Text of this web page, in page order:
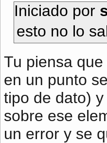
Iniciado por
esto no lo
Tu piensa
en un punto
tipo de dato)
sobre ese
un error y se